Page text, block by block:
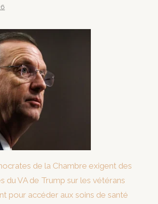
de la Chambre exigent des
du VA de Trump sur les vétérans
pour accéder aux soins de santé